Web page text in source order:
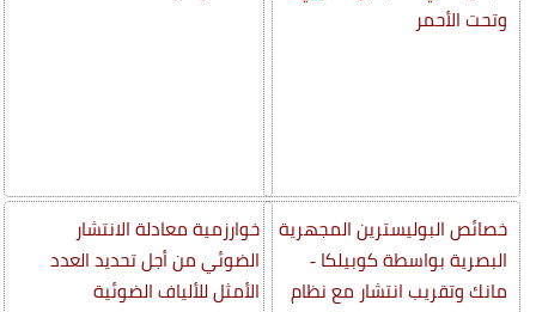
وتحت الأحمر
خصائص البوليسترين المجهرية
البصرية بواسطة كوبيلكا -
مانك وتقريب انتشار مع نظام
خوارزمية معادلة الانتشار
الضوئي من أجل تحديد العدد
الأمثل للألياف الضوئية